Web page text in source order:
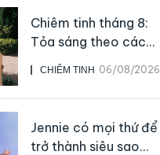
CHIÊM TINH 06/08/2026
Chiêm tinh tháng 8:
Tỏa sáng theo cách
của chính mình
Jennie có mọi thứ để
trở thành siêu sao